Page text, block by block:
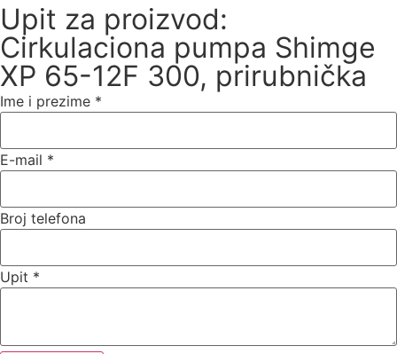
Upit za proizvod:
Cirkulaciona pumpa Shimge
XP 65-12F 300, prirubnička
Ime i prezime *
E-mail *
Broj telefona
Upit *